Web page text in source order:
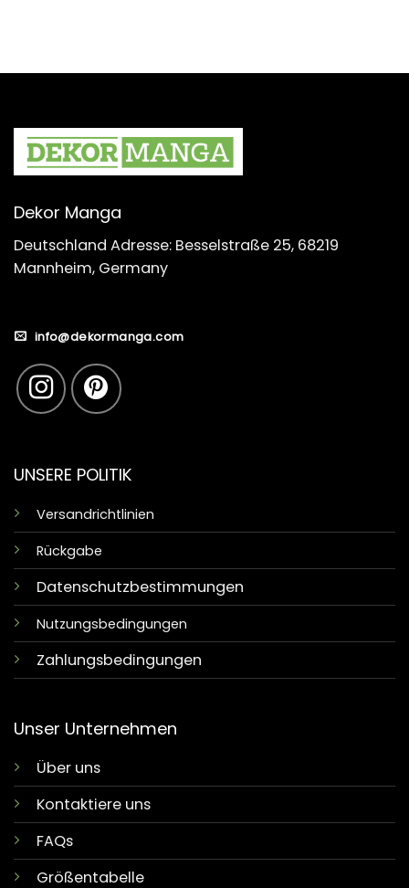
Dekor Manga
Deutschland Adresse: Besselstraße 25, 68219
Mannheim, Germany
info@dekormanga.com
UNSERE POLITIK
Versandrichtlinien
Rückgabe
Datenschutzbestimmungen
Nutzungsbedingungen
Zahlungsbedingungen
Unser Unternehmen
Über uns
Kontaktiere uns
FAQs
Größentabelle